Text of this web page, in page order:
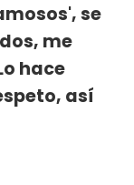
se
me
hace
así